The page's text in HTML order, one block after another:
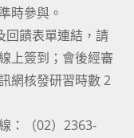
時參與。
回饋表單連結，請
上簽到；會後經審
網核發研習時數 2
：（02）2363-